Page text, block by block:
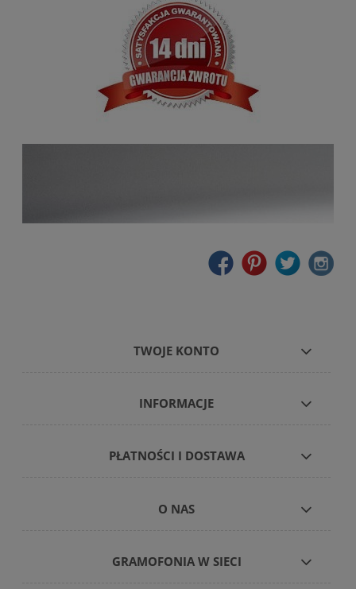
TWOJE KONTO
INFORMACJE
PŁATNOŚCI I DOSTAWA
O NAS
GRAMOFONIA W SIECI